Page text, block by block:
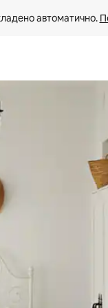
автоматично.
зі